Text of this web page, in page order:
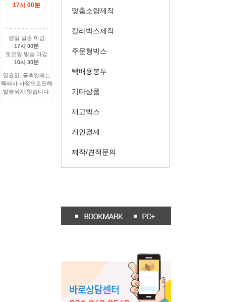
17시 00분
평일 발송 마감
17시 00분
토요일 발송 마감
10시 30분
일요일, 공휴일에는
택배사 사정으로인해
발송되지 않습니다.
맞춤소량제작
칼라박스제작
주문형박스
택배용봉투
기타상품
재고박스
개인결제
제작/견적문의